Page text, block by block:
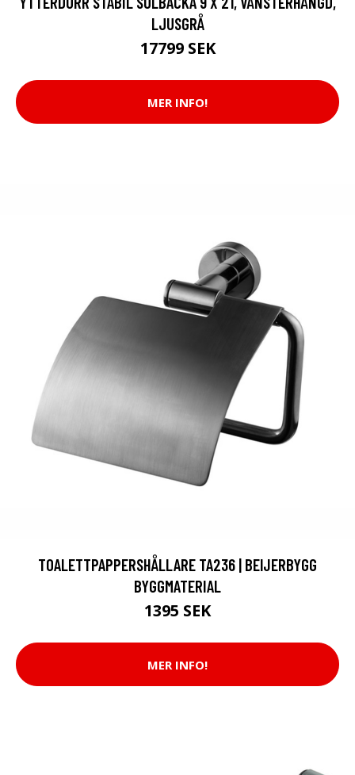
LJUSGRÅ
17799 SEK
MER INFO!
TOALETTPAPPERSHÅLLARE TA236 | BEIJERBYGG
BYGGMATERIAL
1395 SEK
MER INFO!